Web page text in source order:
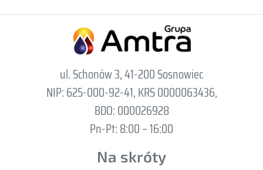
ul. Schonów 3, 41-200 Sosnowiec
NIP: 625-000-92-41, KRS 0000063436,
BDO: 000026928
Pn-Pt: 8:00 – 16:00
Na skróty